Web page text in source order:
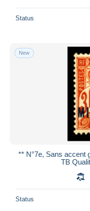
Status
New
** N°7e, Sans accent
TB
Status